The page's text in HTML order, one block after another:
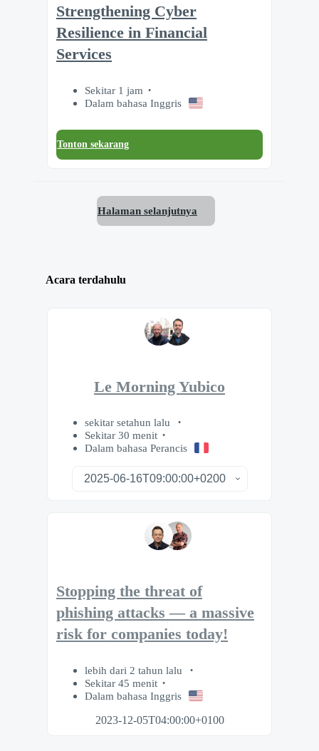
Strengthening Cyber
Resilience in Financial
Services
Sekitar 1 jam
Dalam bahasa Inggris
Tonton sekarang
Halaman selanjutnya
Acara terdahulu
Le Morning Yubico
sekitar setahun lalu
Sekitar 30 menit
Dalam bahasa Perancis
Stopping the threat of
phishing attacks — a massive
risk for companies today!
lebih dari 2 tahun lalu
Sekitar 45 menit
Dalam bahasa Inggris
2023-12-05T04:00:00+0100